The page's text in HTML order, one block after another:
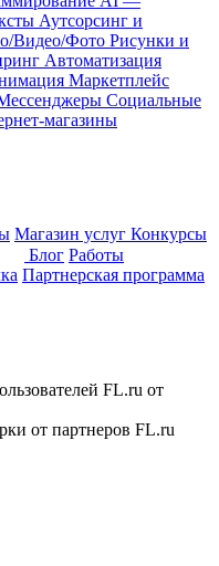
Аутсорсинг и
Видео/Фото Рисунки и
Автоматизация
Маркетплейс
Социальные
магазины
Магазин услуг Конкурсы
Блог Работы
Партнерская программа
FL.ru от
от партнеров FL.ru